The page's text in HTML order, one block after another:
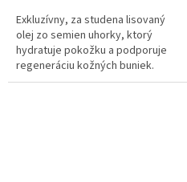
Exkluzívny, za studena lisovaný
olej zo semien uhorky, ktorý
hydratuje pokožku a podporuje
regeneráciu kožných buniek.
Pomáha tiež udržať v dobrom